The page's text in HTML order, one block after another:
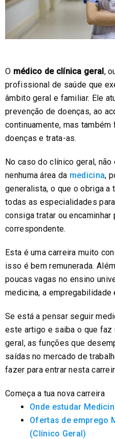
O médico de clínica geral,
profissional de saúde que
âmbito geral e familiar. Ele
prevenção de doenças, ao
continuamente, mas
doenças e trata-as.
No caso do clínico geral,
nenhuma área da medicina,
generalista, o que o obriga a
todas as especialidades
consiga tratar ou
correspondente.
Esta é uma carreira muito
isso é bem remunerada.
poucas vagas no ensino
medicina, a empregabilidade
Se está a pensar seguir
este artigo e saiba o que faz
geral, as funções que
saídas no mercado de
fazer para entrar nesta
Começa a tua nova carreira
Onde estudar
Ofertas de emprego
(Clínico Geral)